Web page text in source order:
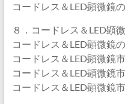
コードレス＆LED顕微鏡
８．コードレス＆LED顕
コードレス＆LED顕微鏡
コードレス＆LED顕微鏡
コードレス＆LED顕微鏡
コードレス＆LED顕微鏡